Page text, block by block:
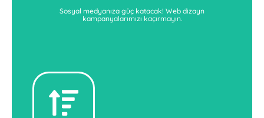
Sosyal medyanıza güç katacak! Web dizayn
kampanyalarımızı kaçırmayın.